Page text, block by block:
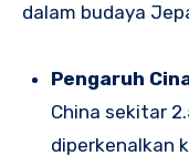
dalam budaya
Pengaruh
China sekitar
diperkenalkan